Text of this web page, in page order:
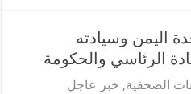
اليمن وسيادته
الرئاسي والحكومة
الصحفية, خبر عاجل